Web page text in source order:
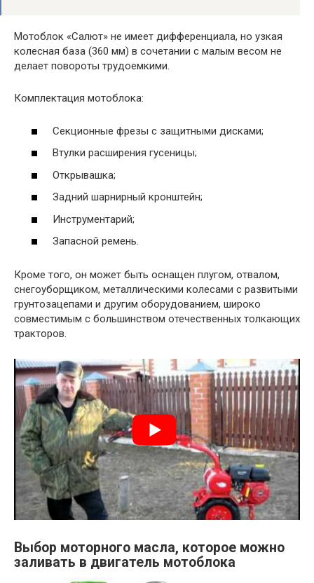
Мотоблок «Салют» не имеет дифференциала, но узкая
колесная база (360 мм) в сочетании с малым весом не
делает повороты трудоемкими.
Комплектация мотоблока:
Секционные фрезы с защитными дисками;
Втулки расширения гусеницы;
Открывашка;
Задний шарнирный кронштейн;
Инструментарий;
Запасной ремень.
Кроме того, он может быть оснащен плугом, отвалом,
снегоуборщиком, металлическими колесами с развитыми
грунтозацепами и другим оборудованием, широко
совместимым с большинством отечественных толкающих
тракторов.
Выбор моторного масла, которое можно
заливать в двигатель мотоблока